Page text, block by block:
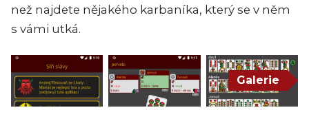
než najdete nějakého karbaníka, který se v něm
s vámi utká.
Galerie